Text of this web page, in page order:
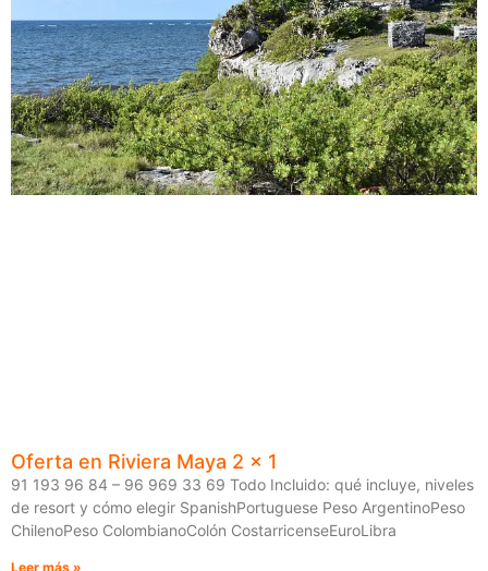
Oferta en Riviera Maya 2 x 1
91 193 96 84 – 96 969 33 69 Todo Incluido: qué incluye, niveles
de resort y cómo elegir SpanishPortuguese Peso ArgentinoPeso
ChilenoPeso ColombianoColón CostarricenseEuroLibra
Leer más »